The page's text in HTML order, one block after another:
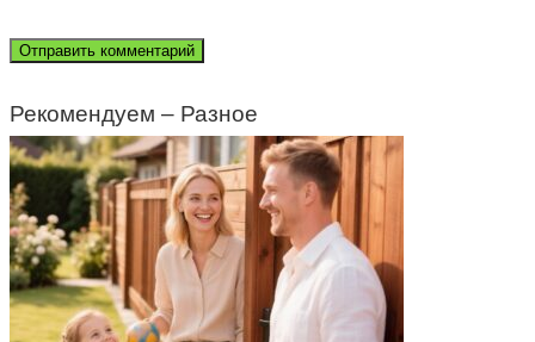
Рекомендуем – Разное